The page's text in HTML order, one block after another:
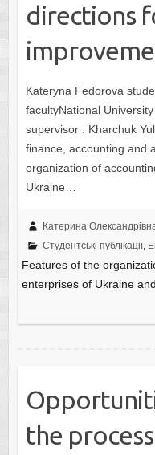
directions
Kateryna Fedorova
facultyNational
supervisor : Kharchuk
finance, accounting and
organization of
Ukraine…
Катерина
Студентські публікації,
Features of the
enterprises of Ukraine
the